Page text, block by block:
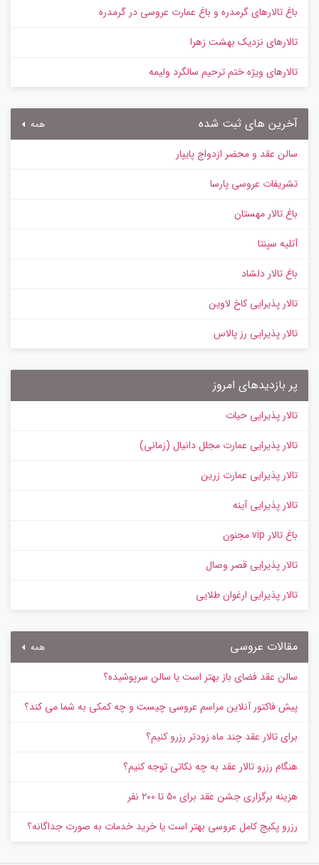
باغ تالارهای گرمدره و باغ عمارت عروسی در گرمدره
تالارهای نزدیک بهشت زهرا
تالارهای ویژه ختم ترحیم سالگرد ولیمه
آخرین های ثبت شده همه
سالن عقد و محضر ازدواج پایپار
تشریفات عروسی پارسا
باغ تالار مهستان
آتلیه سپنتا
باغ تالار دلشاد
تالار پذیرایی کاخ لاوین
تالار پذیرایی رز پالاس
پر بازدیدهای امروز
تالار پذیرایی حیات
تالار پذیرایی عمارت مجلل دانیال (زمانی)
تالار پذیرایی عمارت زرین
تالار پذیرایی آینه
باغ تالار vip مجنون
تالار پذیرایی قصر وصال
تالار پذیرایی ارغوان طلایی
مقالات عروسی همه
سالن عقد فضای باز بهتر است یا سالن سرپوشیده؟
پیش‌ فاکتور آنلاین مراسم عروسی چیست و چه کمکی به شما می کند؟
برای تالار عقد چند ماه زودتر رزرو کنیم؟
هنگام رزرو تالار عقد به چه نکاتی توجه کنیم؟
هزینه برگزاری جشن عقد برای ۵۰ تا ۲۰۰ نفر
رزرو پکیج کامل عروسی بهتر است یا خرید خدمات به‌ صورت جداگانه؟